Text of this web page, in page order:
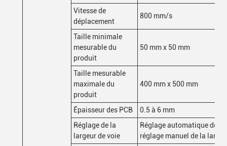
Vitesse de
déplacement
800 mm/s
Taille minimale
mesurable du
produit
50 mm x 50 mm
Taille mesurable
maximale du
produit
400 mm x 500 mm
Épaisseur des PCB
0.5 à 6 mm
Réglage de la
largeur de voie
Réglage automatique de la
réglage manuel de la